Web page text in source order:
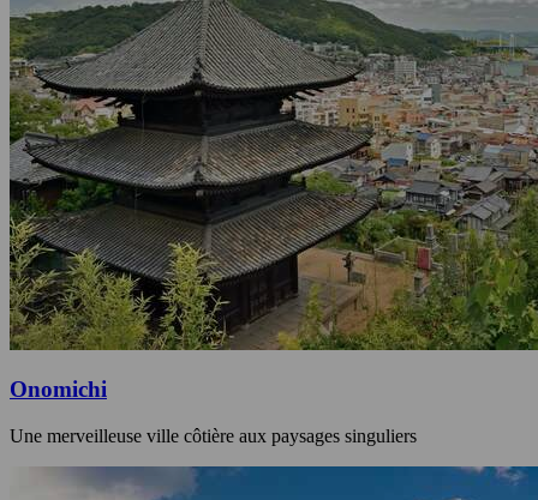
Onomichi
Une merveilleuse ville côtière aux paysages singuliers